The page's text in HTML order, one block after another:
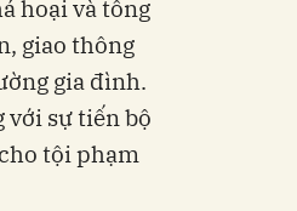
hoại và tống
giao thông
gia đình.
với sự tiến bộ
tội phạm